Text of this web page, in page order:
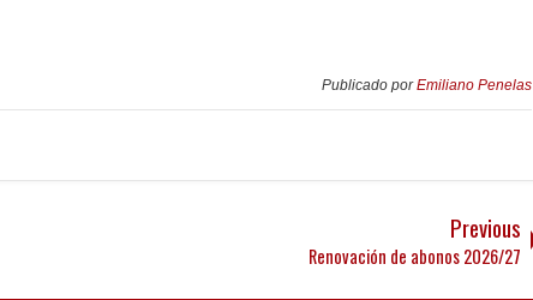
Publicado porEmiliano Penelas
Previous
Renovación de abonos 2026/27